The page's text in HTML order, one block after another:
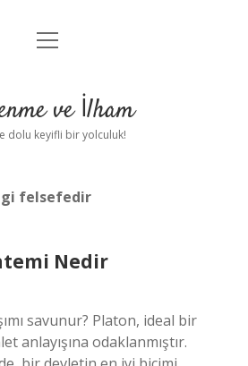
Anasayfa
Yasal Uyarı
menüyü
ve İlham
dolu keyifli bir yolculuk!
felsefedir
Nedir
savunur? Platon, ideal bir
anlayışına odaklanmıştır.